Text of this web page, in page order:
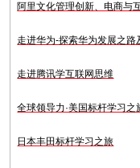
阿里文化管理创新、电商与
走进华为-探索华为发展之
走进腾讯学互联网思维
全球领导力·美国标杆学习之
日本丰田标杆学习之旅